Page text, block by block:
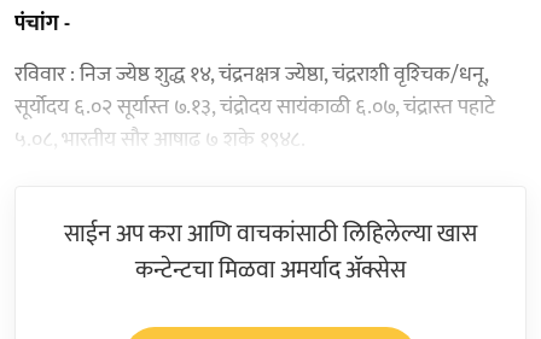
पंचांग -
रविवार : निज ज्येष्ठ शुद्ध १४, चंद्रनक्षत्र ज्येष्ठा, चंद्रराशी वृश्‍चिक/धनू,
सूर्योदय ६.०२ सूर्यास्त ७.१३, चंद्रोदय सायंकाळी ६.०७, चंद्रास्त पहाटे
५.०८, भारतीय सौर आषाढ ७ शके १९४८.
साईन अप करा आणि वाचकांसाठी लिहिलेल्या खास
कन्टेन्टचा मिळवा अमर्याद ॲक्सेस